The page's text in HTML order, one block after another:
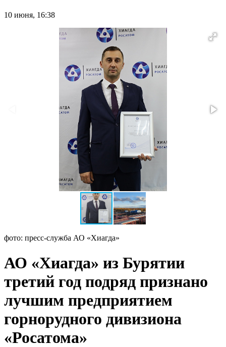
10 июня, 16:38
фото: пресс-служба АО «Хиагда»
АО «Хиагда» из Бурятии
третий год подряд признано
лучшим предприятием
горнорудного дивизиона
«Росатома»